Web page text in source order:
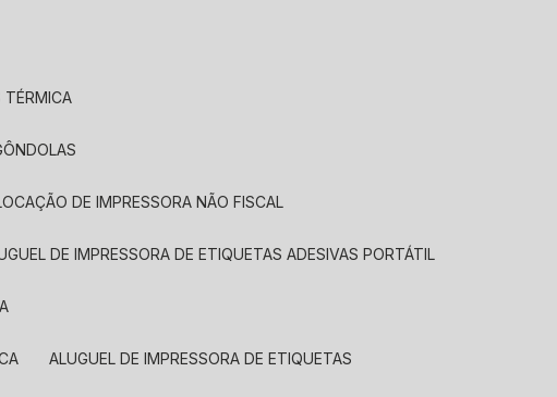
TÉRMICA
LOCAÇÃO DE IMPRESSORA NÃO FISCAL
DE IMPRESSORA DE ETIQUETAS ADESIVAS PORTÁTIL
ALUGUEL DE IMPRESSORA DE ETIQUETAS